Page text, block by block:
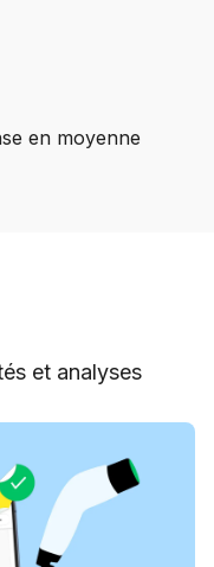
en moyenne
et analyses